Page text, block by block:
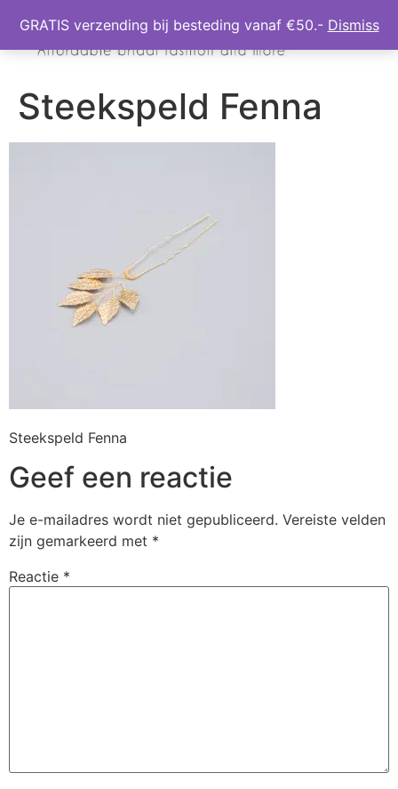
Steekspeld Fenna
Steekspeld Fenna
Geef een reactie
Je e-mailadres wordt niet gepubliceerd. Vereiste velden
zijn gemarkeerd met *
Reactie *
GRATIS verzending bij besteding vanaf €50.- Dismiss